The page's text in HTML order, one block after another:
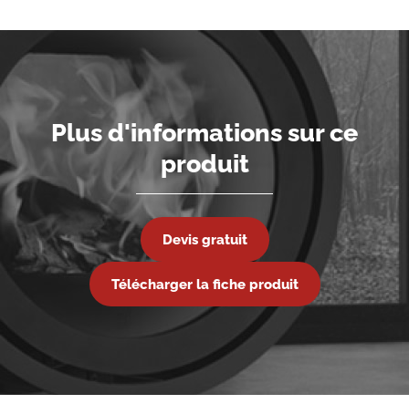
Plus d'informations sur ce
produit
Devis gratuit
Télécharger la fiche produit